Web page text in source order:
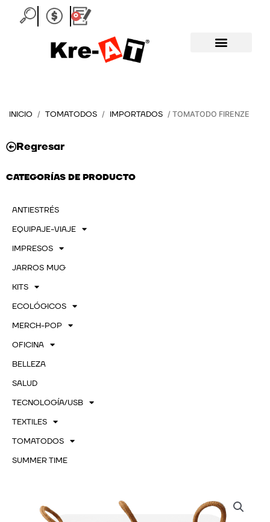
0
Carrito
INICIO / TOMATODOS / IMPORTADOS / TOMATODO FIRENZE
Regresar
CATEGORÍAS DE PRODUCTO
ANTIESTRÉS
EQUIPAJE-VIAJE
IMPRESOS
JARROS MUG
KITS
ECOLÓGICOS
MERCH-POP
OFICINA
BELLEZA
SALUD
TECNOLOGÍA/USB
TEXTILES
TOMATODOS
SUMMER TIME